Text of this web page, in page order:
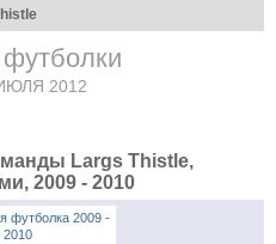
футболки
2012
Largs Thistle,
2009 - 2010